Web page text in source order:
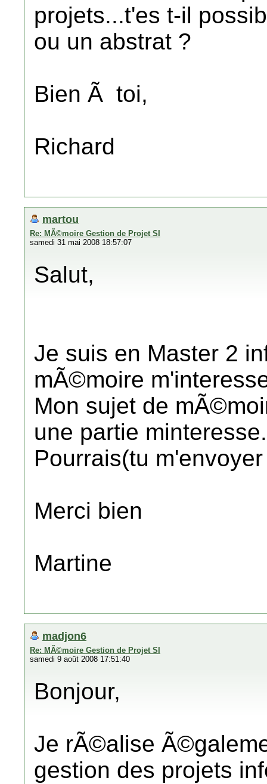
projets...t'es t-il
ou un abstrat ?
Bien Ã toi,
Richard
martou
Re: MÃ©moire Gestion de Projet SI
samedi 31 mai 2008 18:57:07
Salut,
Je suis en Master 2
mÃ©moire
Mon sujet de
une partie minteresse.
Pourrais(tu
Merci bien
Martine
madjon6
Re: MÃ©moire Gestion de Projet SI
samedi 9 août 2008 17:51:40
Bonjour,
Je rÃ©alise
gestion des projets